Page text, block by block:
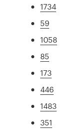
1734
59
1058
85
173
446
1483
351